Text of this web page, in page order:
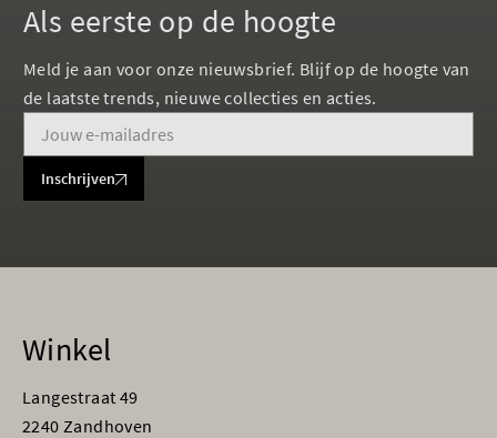
Als eerste op de hoogte
Meld je aan voor onze nieuwsbrief. Blijf op de hoogte van
de laatste trends, nieuwe collecties en acties.
Inschrijven
Winkel
Langestraat 49
2240 Zandhoven